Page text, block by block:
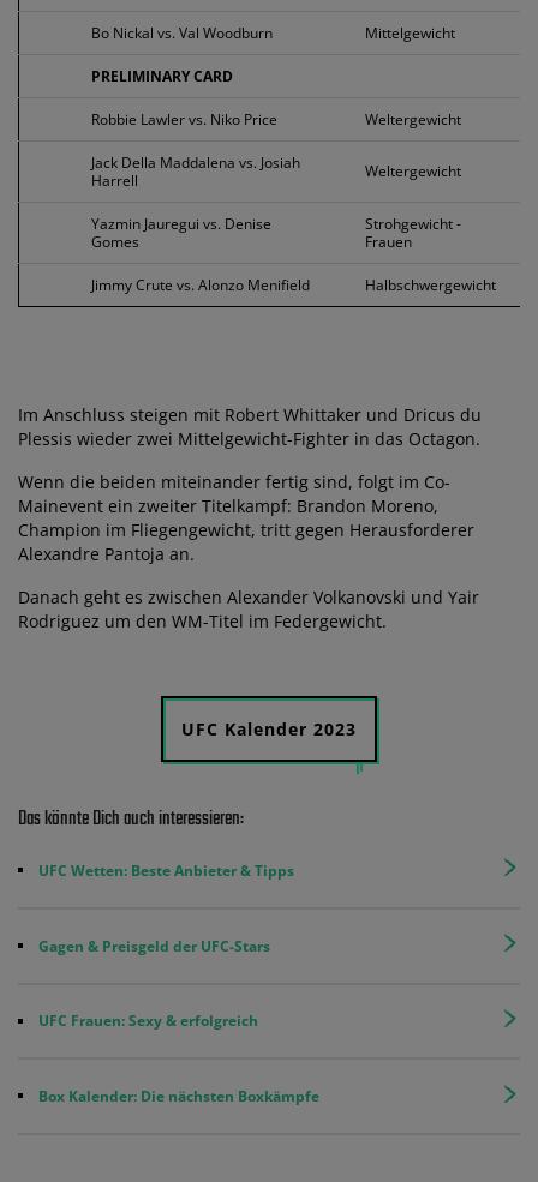
Bo Nickal vs. Val Woodburn Mittelgewicht
PRELIMINARY CARD
Robbie Lawler vs. Niko Price Weltergewicht
Jack Della Maddalena vs. Josiah
Harrell
Weltergewicht
Yazmin Jauregui vs. Denise
Gomes
Strohgewicht -
Frauen
Jimmy Crute vs. Alonzo Menifield Halbschwergewicht
Im Anschluss steigen mit Robert Whittaker und Dricus du
Plessis wieder zwei Mittelgewicht-Fighter in das Octagon.
Wenn die beiden miteinander fertig sind, folgt im Co-
Mainevent ein zweiter Titelkampf: Brandon Moreno,
Champion im Fliegengewicht, tritt gegen Herausforderer
Alexandre Pantoja an.
Danach geht es zwischen Alexander Volkanovski und Yair
Rodriguez um den WM-Titel im Federgewicht.
UFC Kalender 2023
Das könnte Dich auch interessieren:
UFC Wetten: Beste Anbieter & Tipps
Gagen & Preisgeld der UFC-Stars
UFC Frauen: Sexy & erfolgreich
Box Kalender: Die nächsten Boxkämpfe